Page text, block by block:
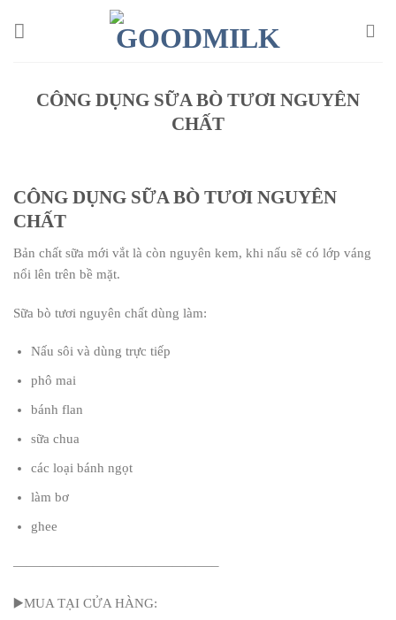
CÔNG DỤNG SỮA BÒ TƯƠI NGUYÊN
CHẤT
CÔNG DỤNG SỮA BÒ TƯƠI NGUYÊN
CHẤT
Bản chất sữa mới vắt là còn nguyên kem, khi nấu sẽ có lớp váng
nổi lên trên bề mặt.
Sữa bò tươi nguyên chất dùng làm:
Nấu sôi và dùng trực tiếp
phô mai
bánh flan
sữa chua
các loại bánh ngọt
làm bơ
ghee
———————————————–
▶️MUA TẠI CỬA HÀNG: